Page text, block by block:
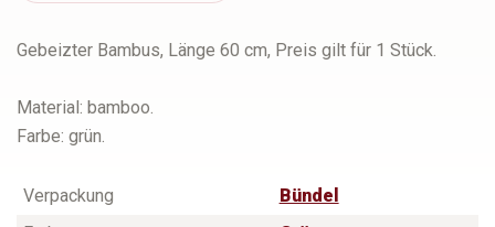
Gebeizter Bambus, Länge 60 cm, Preis gilt für 1 Stück.
Material: bamboo.
Farbe: grün.
Verpackung
Bündel